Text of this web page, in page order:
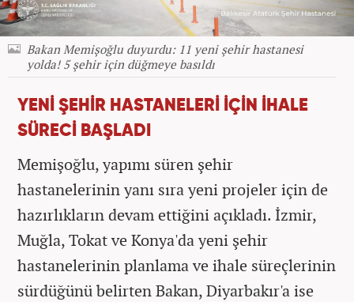
Bakan Memişoğlu duyurdu: 11 yeni şehir hastanesi
yolda! 5 şehir için düğmeye basıldı
YENİ ŞEHİR HASTANELERİ İÇİN İHALE
SÜRECİ BAŞLADI
Memişoğlu, yapımı süren şehir
hastanelerinin yanı sıra yeni projeler için de
hazırlıkların devam ettiğini açıkladı. İzmir,
Muğla, Tokat ve Konya'da yeni şehir
hastanelerinin planlama ve ihale süreçlerinin
sürdüğünü belirten Bakan, Diyarbakır'a ise